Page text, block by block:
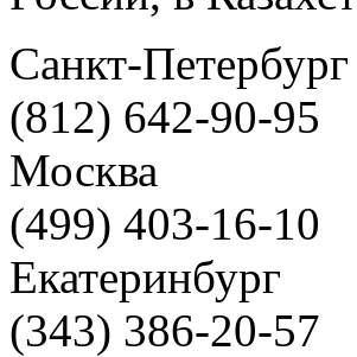
Санкт-
(812) 642-90-95
Москва
(499) 403-16-10
Екатеринбург
(343) 386-20-57